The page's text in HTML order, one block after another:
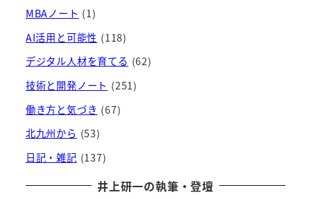
ブ
MBAノート (1)
AI活用と可能性 (118)
デジタル人材を育てる (62)
技術と開発ノート (251)
働き方と気づき (67)
北九州から (53)
日記・雑記 (137)
井上研一の執筆・登壇